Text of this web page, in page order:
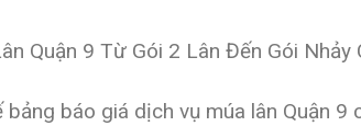
Quận 9 Từ Gói 2 Lân Đến Gói Nhảy
bảng báo giá dịch vụ múa lân Quận